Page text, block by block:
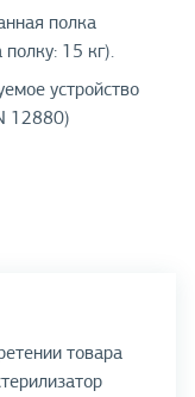
полка
15 кг).
устройство
12880)
товара